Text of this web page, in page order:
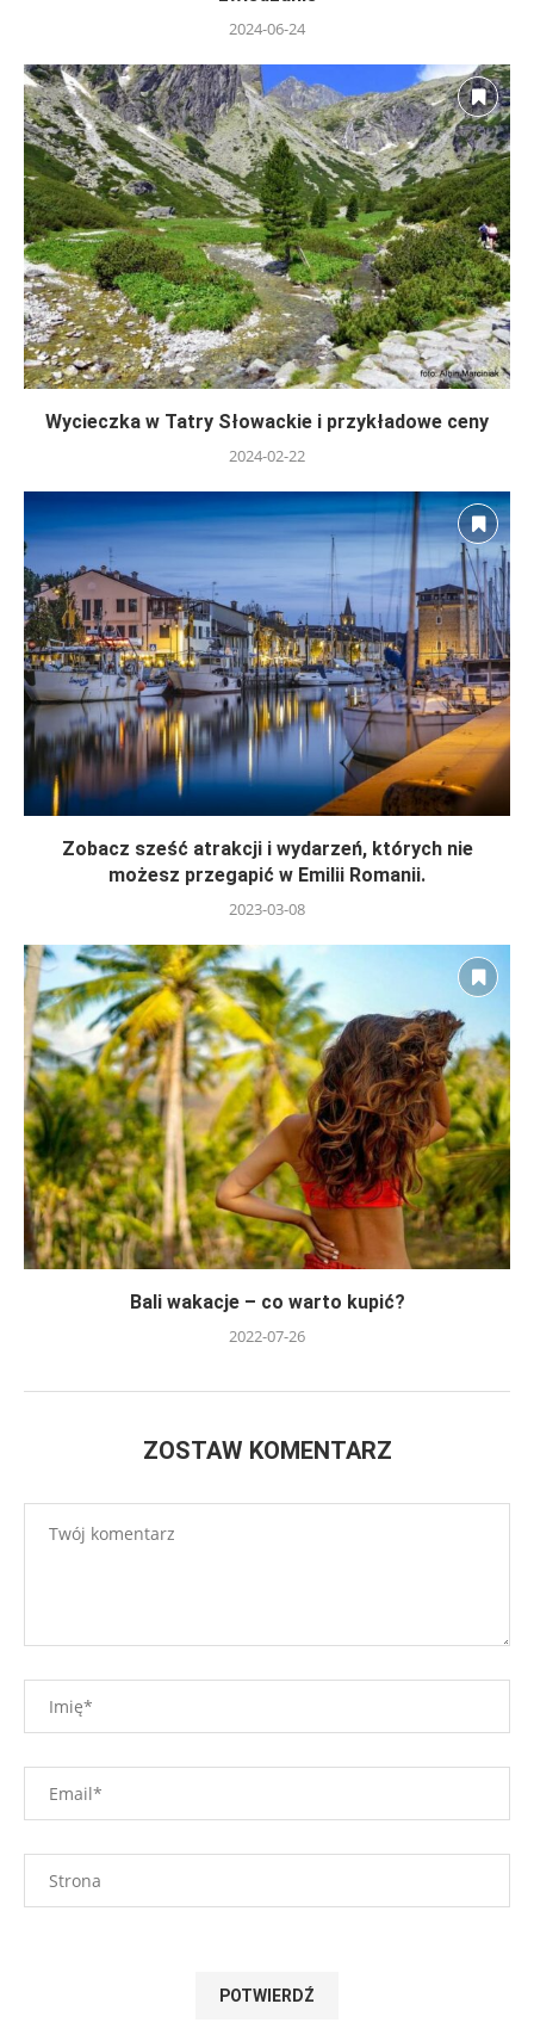
2024-06-24
Wycieczka w Tatry Słowackie i przykładowe ceny
2024-02-22
Zobacz sześć atrakcji i wydarzeń, których nie
możesz przegapić w Emilii Romanii.
2023-03-08
Bali wakacje – co warto kupić?
2022-07-26
ZOSTAW KOMENTARZ